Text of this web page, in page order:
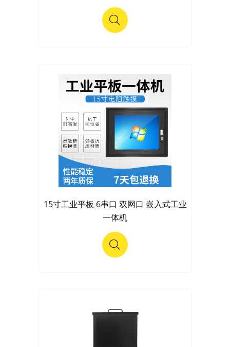
15寸工业平板 6串口 双网口 嵌入式工业
一体机